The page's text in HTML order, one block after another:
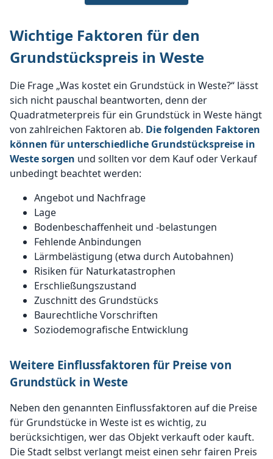
Wichtige Faktoren für den
Grundstückspreis in Weste
Die Frage „Was kostet ein Grundstück in Weste?“ lässt
sich nicht pauschal beantworten, denn der
Quadratmeterpreis für ein Grundstück in Weste hängt
von zahlreichen Faktoren ab. Die folgenden Faktoren
können für unterschiedliche Grundstückspreise in
Weste sorgen und sollten vor dem Kauf oder Verkauf
unbedingt beachtet werden:
Angebot und Nachfrage
Lage
Bodenbeschaffenheit und -belastungen
Fehlende Anbindungen
Lärmbelästigung (etwa durch Autobahnen)
Risiken für Naturkatastrophen
Erschließungszustand
Zuschnitt des Grundstücks
Baurechtliche Vorschriften
Soziodemografische Entwicklung
Weitere Einflussfaktoren für Preise von
Grundstück in Weste
Neben den genannten Einflussfaktoren auf die Preise
für Grundstücke in Weste ist es wichtig, zu
berücksichtigen, wer das Objekt verkauft oder kauft.
Die Stadt selbst verlangt meist einen sehr fairen Preis